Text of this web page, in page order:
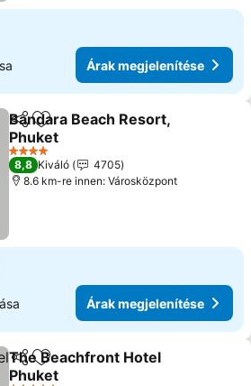
Árak megjelenítése
Megosztás
Hozzáadás a kedvencekhez
Bandara Beach Resort,
Phuket
Árak megjelenítése
4 Kategória
8,8 Kiváló
4705
8.6 km-re innen: Városközpont
Árak megjelenítése
Megosztás
Hozzáadás a kedvencekhez
The Beachfront Hotel
Phuket